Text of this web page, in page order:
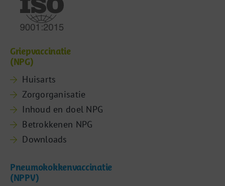
Griepvaccinatie
(NPG)
Huisarts
Zorgorganisatie
Inhoud en doel NPG
Betrokkenen NPG
Downloads
Pneumokokkenvaccinatie
(NPPV)